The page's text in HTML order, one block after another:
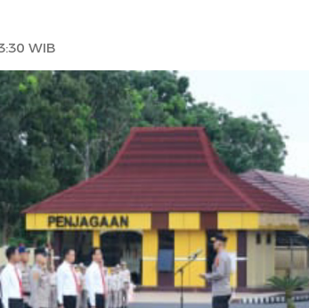
WIB